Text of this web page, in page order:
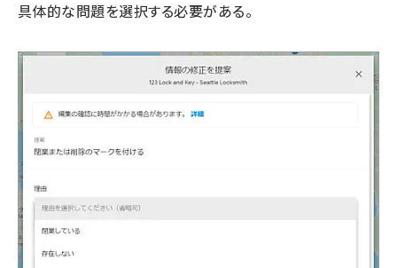
具体的な問題を選択する必要がある。